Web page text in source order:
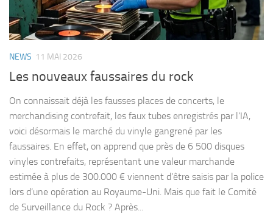
NEWS 11 MAI 2026
Les nouveaux faussaires du rock
On connaissait déjà les fausses places de concerts, le
merchandising contrefait, les faux tubes enregistrés par l’IA,
voici désormais le marché du vinyle gangrené par les
faussaires. En effet, on apprend que près de 6 500 disques
vinyles contrefaits, représentant une valeur marchande
estimée à plus de 300.000 € viennent d’être saisis par la police
lors d’une opération au Royaume-Uni. Mais que fait le Comité
de Surveillance du Rock ? Après...